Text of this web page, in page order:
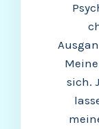
sich.